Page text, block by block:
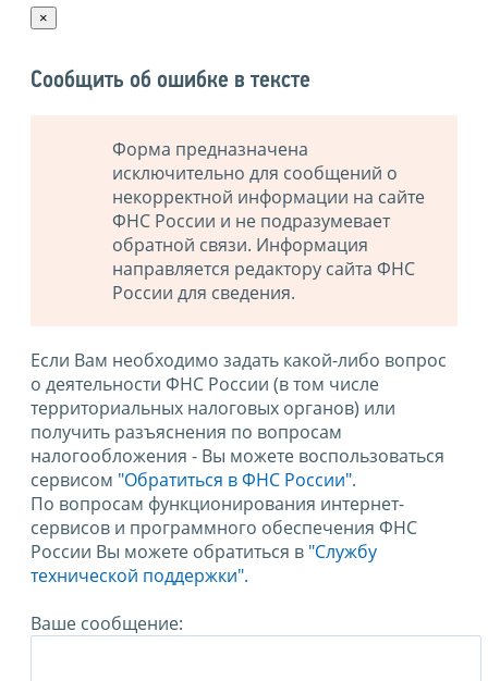
×
Сообщить об ошибке в тексте
Форма предназначена
исключительно для сообщений о
некорректной информации на сайте
ФНС России и не подразумевает
обратной связи. Информация
направляется редактору сайта ФНС
России для сведения.
Если Вам необходимо задать какой-либо вопрос
о деятельности ФНС России (в том числе
территориальных налоговых органов) или
получить разъяснения по вопросам
налогообложения - Вы можете воспользоваться
сервисом "Обратиться в ФНС России".
По вопросам функционирования интернет-
сервисов и программного обеспечения ФНС
России Вы можете обратиться в "Службу
технической поддержки".
Ваше сообщение: